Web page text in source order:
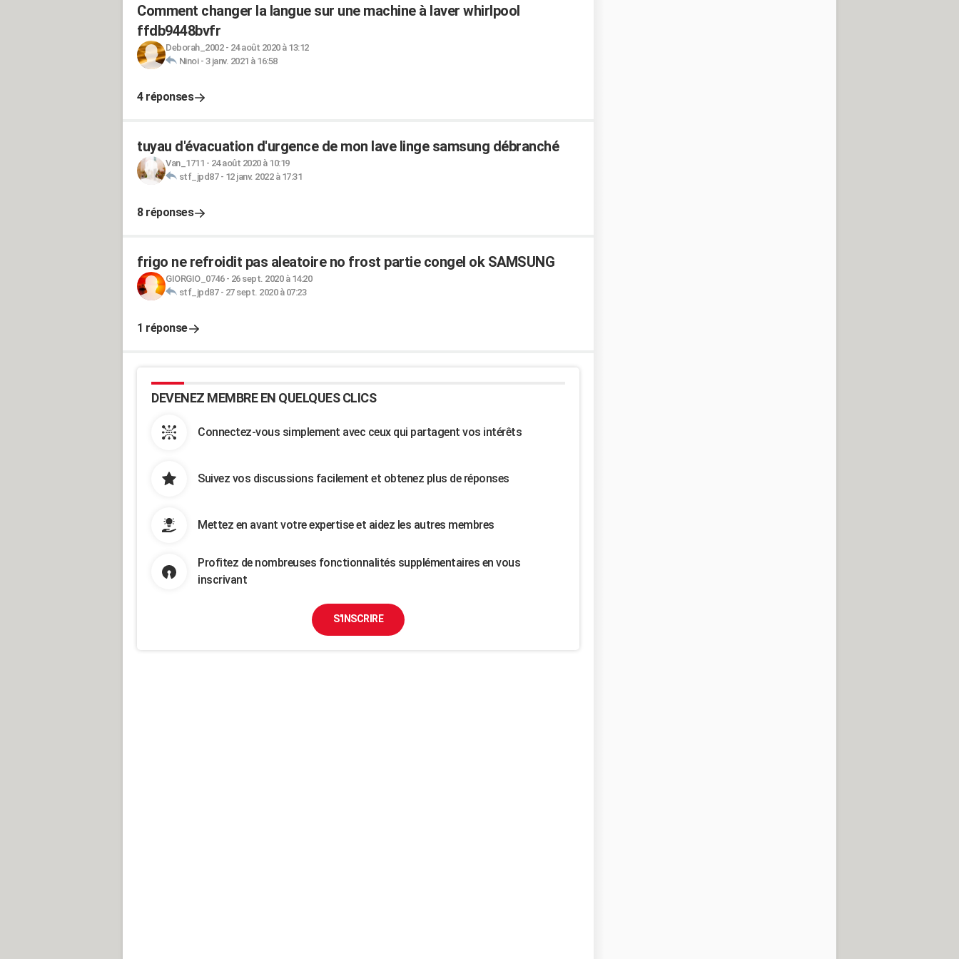
Comment changer la langue sur une machine à laver whirlpool
ffdb9448bvfr
Deborah_2002- 24 août 2020 à 13:12
Ninoi- 3 janv. 2021 à 16:58
4 réponses
tuyau d'évacuation d'urgence de mon lave linge samsung débranché
Van_1711 - 24 août 2020 à 10:19
stf_jpd87- 12 janv. 2022 à 17:31
8 réponses
frigo ne refroidit pas aleatoire no frost partie congel ok SAMSUNG
GIORGIO_0746- 26 sept. 2020 à 14:20
stf_jpd87- 27 sept. 2020 à 07:23
1 réponse
DEVENEZ MEMBRE EN QUELQUES CLICS
Connectez-vous simplement avec ceux qui partagent vos intérêts
Suivez vos discussions facilement et obtenez plus de réponses
Mettez en avant votre expertise et aidez les autres membres
Profitez de nombreuses fonctionnalités supplémentaires en vous
inscrivant
S'INSCRIRE